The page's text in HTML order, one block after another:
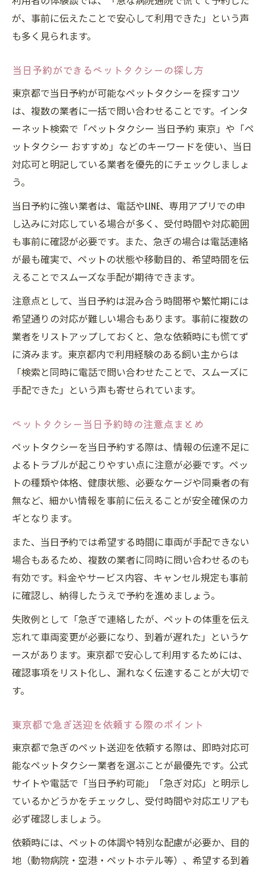
が、事前に伝えたことで安心して利用できた」という声
も多く見られます。
当日予約ができるペットタクシーの探し方
東京都で当日予約が可能なペットタクシーを探すコツ
は、複数の業者に一括で問い合わせることです。インタ
ーネット検索で「ペットタクシー 当日予約 東京」や「ペ
ットタクシー おすすめ」などのキーワードを使い、当日
対応可と明記している業者を優先的にチェックしましょ
う。
当日予約に強い業者は、電話やLINE、専用アプリでの申
し込みに対応している場合が多く、受付時間や対応範囲
も事前に確認が必要です。また、急ぎの場合は電話連絡
が最も確実で、ペットの状態や移動目的、希望時間を伝
えることでスムーズな手配が期待できます。
注意点として、当日予約は混み合う時間帯や繁忙期には
希望通りの対応が難しい場合もあります。事前に複数の
業者をリストアップしておくと、急な依頼時にも慌てず
に済みます。東京都内で利用経験のある飼い主からは
「検索と同時に電話で問い合わせたことで、スムーズに
手配できた」という声も寄せられています。
ペットタクシー当日予約時の注意点まとめ
ペットタクシーを当日予約する際は、情報の伝達不足に
よるトラブルが起こりやすい点に注意が必要です。ペッ
トの種類や体格、健康状態、必要なケージや同乗者の有
無など、細かい情報を事前に伝えることが安全確保のカ
ギとなります。
また、当日予約では希望する時間に車両が手配できない
場合もあるため、複数の業者に同時に問い合わせるのも
有効です。料金やサービス内容、キャンセル規定も事前
に確認し、納得したうえで予約を進めましょう。
失敗例として「急ぎで連絡したが、ペットの体重を伝え
忘れて車両変更が必要になり、到着が遅れた」というケ
ースがあります。東京都で安心して利用するためには、
確認事項をリスト化し、漏れなく伝達することが大切で
す。
東京都で急ぎ送迎を依頼する際のポイント
東京都で急ぎのペット送迎を依頼する際は、即時対応可
能なペットタクシー業者を選ぶことが最優先です。公式
サイトや電話で「当日予約可能」「急ぎ対応」と明示し
ているかどうかをチェックし、受付時間や対応エリアも
必ず確認しましょう。
依頼時には、ペットの体調や特別な配慮が必要か、目的
地（動物病院・空港・ペットホテル等）、希望する到着